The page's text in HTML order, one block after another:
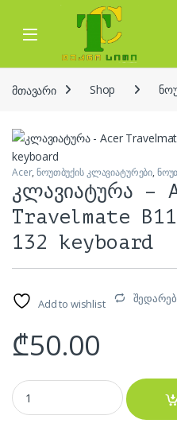
Skip to navigation
Skip to content
Open
მთავარი Shop
Acer,ნოუთბუქის კლავიატურები,
კლავიატურა –
Travelmate
132 keyboard
Add to wishlist
₾50.00
კლავიატურა - Acer Travelmate